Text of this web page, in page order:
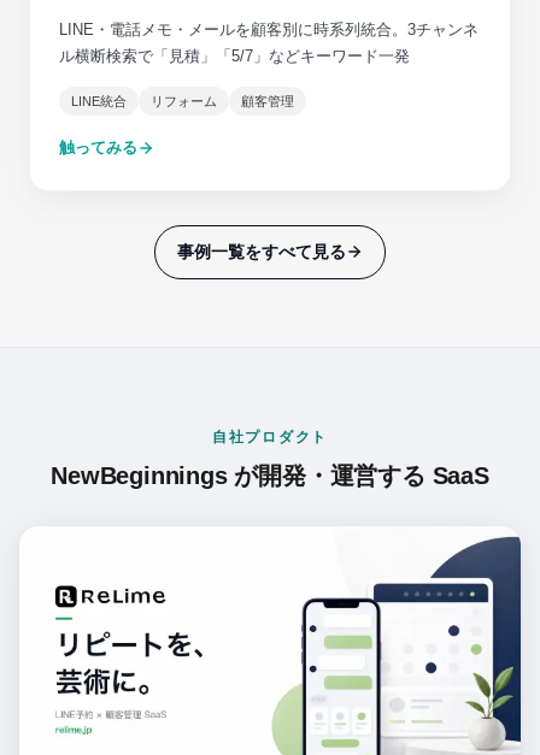
LINE・電話メモ・メールを顧客別に時系列統合。3チャンネ
ル横断検索で「見積」「5/7」などキーワード一発
LINE統合 リフォーム 顧客管理
触ってみる
事例一覧をすべて見る
自社プロダクト
NewBeginnings が開発・運営する SaaS